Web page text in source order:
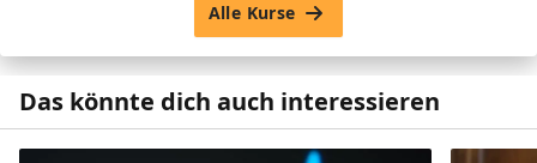
Alle Kurse
Das könnte dich auch interessieren